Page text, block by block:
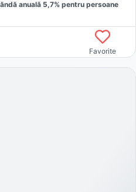
anuală 5,7% pentru persoane
Favorite